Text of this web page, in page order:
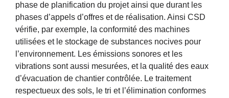
phase de planification du projet ainsi que durant les
phases d’appels d’offres et de réalisation. Ainsi CSD
vérifie, par exemple, la conformité des machines
utilisées et le stockage de substances nocives pour
l’environnement. Les émissions sonores et les
vibrations sont aussi mesurées, et la qualité des eaux
d’évacuation de chantier contrôlée. Le traitement
respectueux des sols, le tri et l’élimination conformes